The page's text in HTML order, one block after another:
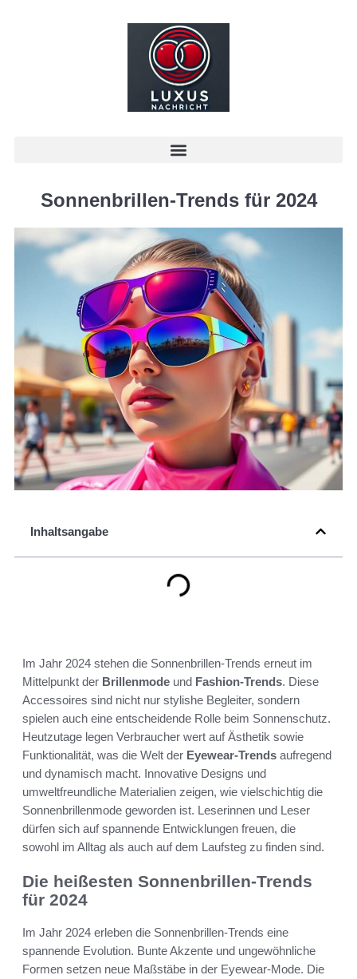
Sonnenbrillen-Trends für 2024
Inhaltsangabe
Im Jahr 2024 stehen die Sonnenbrillen-Trends erneut im
Mittelpunkt der Brillenmode und Fashion-Trends. Diese
Accessoires sind nicht nur stylishe Begleiter, sondern
spielen auch eine entscheidende Rolle beim Sonnenschutz.
Heutzutage legen Verbraucher wert auf Ästhetik sowie
Funktionalität, was die Welt der Eyewear-Trends aufregend
und dynamisch macht. Innovative Designs und
umweltfreundliche Materialien zeigen, wie vielschichtig die
Sonnenbrillenmode geworden ist. Leserinnen und Leser
dürfen sich auf spannende Entwicklungen freuen, die
sowohl im Alltag als auch auf dem Laufsteg zu finden sind.
Die heißesten Sonnenbrillen-Trends
für 2024
Im Jahr 2024 erleben die Sonnenbrillen-Trends eine
spannende Evolution. Bunte Akzente und ungewöhnliche
Formen setzen neue Maßstäbe in der Eyewear-Mode. Die